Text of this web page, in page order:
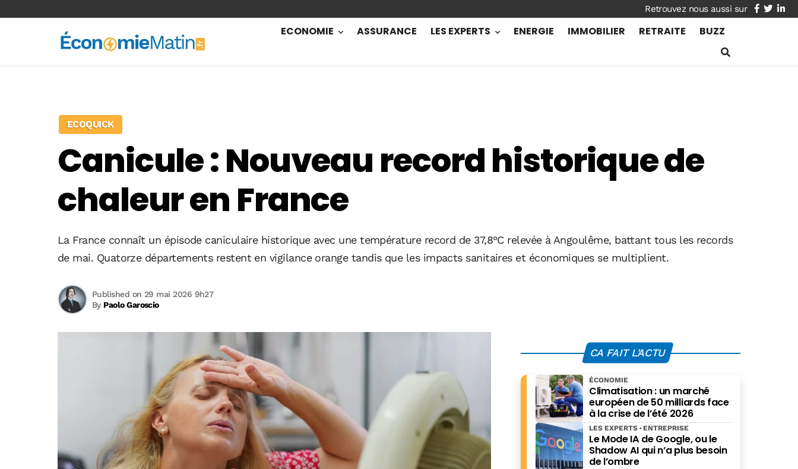
facebook
twitter
ECONOMIE ASSURANCE LES EXPERTS ENERGIE IMMOBILIER RETRAITE BUZZ
ECOQUICK
Canicule : Nouveau record historique de
chaleur en France
La France connaît un épisode caniculaire historique avec une température record de 37,8°C relevée à Angoulême, battant tous les records
de mai. Quatorze départements restent en vigilance orange tandis que les impacts sanitaires et économiques se multiplient.
By Paolo Garoscio
Published on 29 mai 2026 9h27
CA FAIT L'ACTU
Climatisation : un marché
européen de 50 milliards face
à la crise de l’été 2026
ÉCONOMIE
Le Mode IA de Google, ou le
Shadow AI qui n’a plus besoin
de l’ombre
LES EXPERTS ENTREPRISE